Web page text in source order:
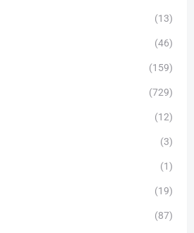
(13)
(46)
(159)
(729)
(12)
(3)
(1)
(19)
(87)